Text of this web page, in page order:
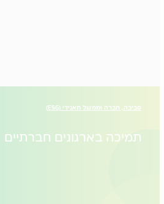
סביבה, חברה וממשל תאגידי (ESG)
תמיכה בארגונים חברתיים